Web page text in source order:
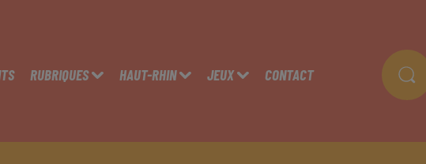
RUBRIQUES HAUT-RHIN JEUX CONTACT